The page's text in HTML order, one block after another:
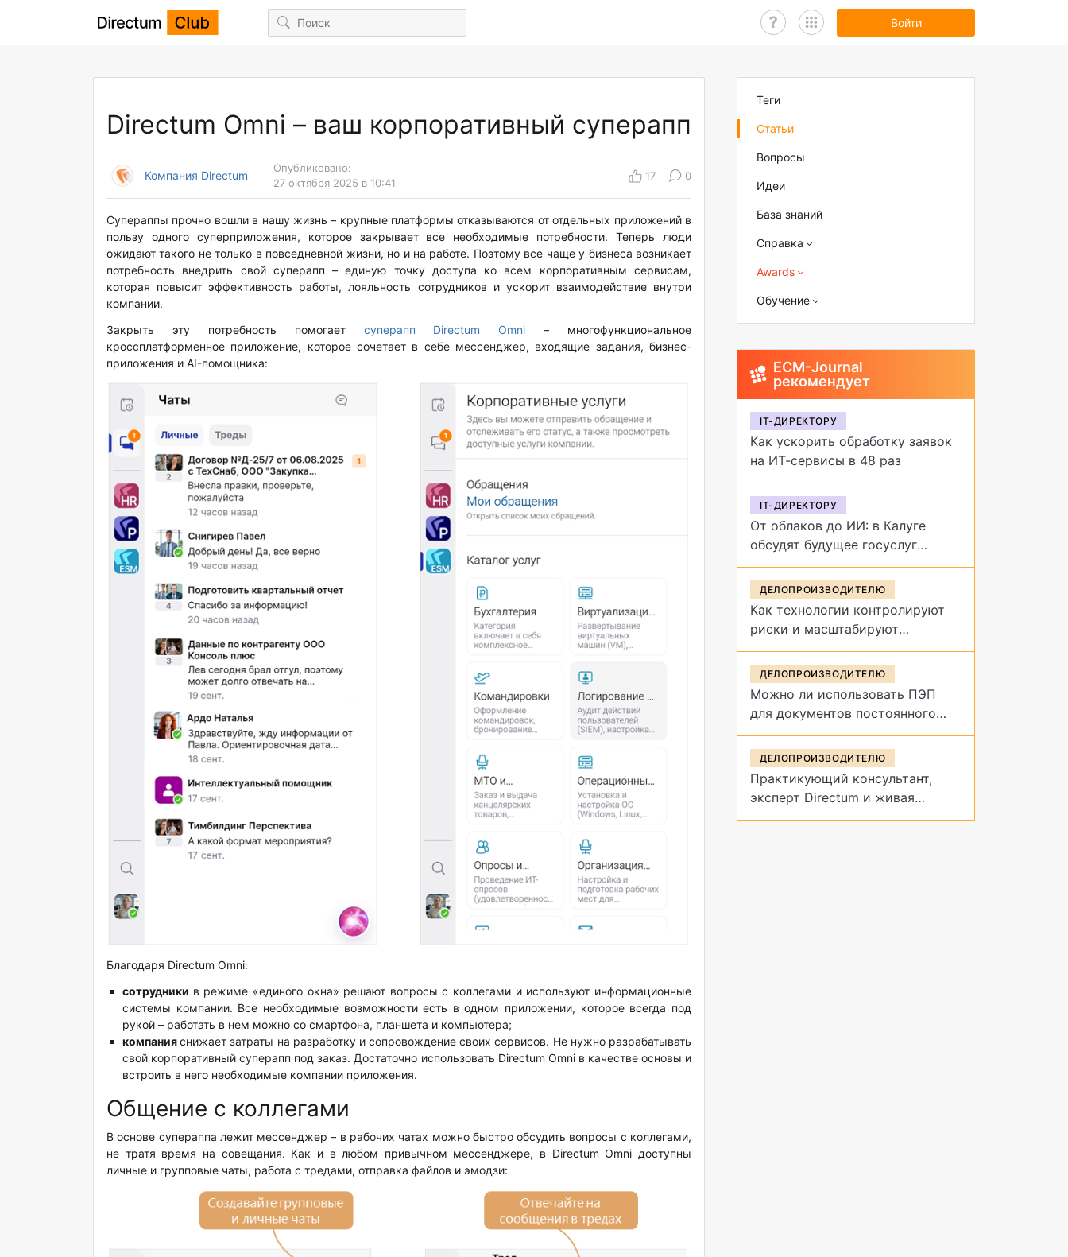
Войти
Directum Omni – ваш корпоративный суперапп
Компания Directum
Опубликовано:
27 октября 2025 в 10:41
17 0
Супераппы прочно вошли в нашу жизнь – крупные платформы отказываются от отдельных приложений в
пользу одного суперприложения, которое закрывает все необходимые потребности. Теперь люди
ожидают такого не только в повседневной жизни, но и на работе. Поэтому все чаще у бизнеса возникает
потребность внедрить свой суперапп – единую точку доступа ко всем корпоративным сервисам,
которая повысит эффективность работы, лояльность сотрудников и ускорит взаимодействие внутри
компании.
Закрыть эту потребность помогает суперапп Directum Omni – многофункциональное
кроссплатформенное приложение, которое сочетает в себе мессенджер, входящие задания, бизнес-
приложения и AI-помощника:
Благодаря Directum Omni:
сотрудники в режиме «единого окна» решают вопросы с коллегами и используют информационные
системы компании. Все необходимые возможности есть в одном приложении, которое всегда под
рукой – работать в нем можно со смартфона, планшета и компьютера;
компанияснижает затраты на разработку и сопровождение своих сервисов. Не нужно разрабатывать
свой корпоративный суперапп под заказ. Достаточно использовать Directum Omni в качестве основы и
встроить в него необходимые компании приложения.
Общение с коллегами
В основе супераппа лежит мессенджер – в рабочих чатах можно быстро обсудить вопросы с коллегами,
не тратя время на совещания. Как и в любом привычном мессенджере, в Directum Omni доступны
личные и групповые чаты, работа с тредами, отправка файлов и эмодзи:
Теги
Статьи
Вопросы
Идеи
База знаний
Справка
Awards
Обучение
ECM-Journal
рекомендует
IT-ДИРЕКТОРУ
Как ускорить обработку заявок
на ИТ-сервисы в 48 раз
IT-ДИРЕКТОРУ
От облаков до ИИ: в Калуге
обсудят будущее госуслуг
на форуме «Цифровая
эволюция»
ДЕЛОПРОИЗВОДИТЕЛЮ
Как технологии контролируют
риски и масштабируют
управление договорами
ДЕЛОПРОИЗВОДИТЕЛЮ
Можно ли использовать ПЭП
для документов постоянного
срока хранения?
ДЕЛОПРОИЗВОДИТЕЛЮ
Практикующий консультант,
эксперт Directum и живая
демонстрация архивных